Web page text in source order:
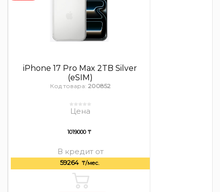
iPhone 17 Pro Max 2TB Silver
(eSIM)
Код товара: 200852
Цена
1019000 ₸
В кредит от
59264 ₸/мес.